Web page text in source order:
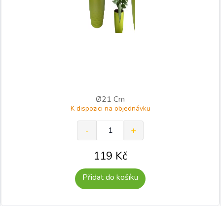
Ø21 Cm
K dispozici na objednávku
119 Kč
Přidat do košíku